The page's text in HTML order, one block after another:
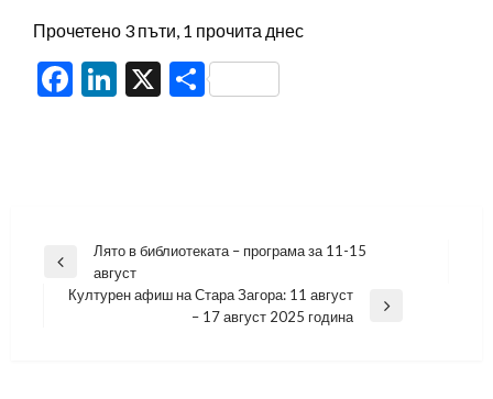
Прочетено 3 пъти, 1 прочита днес
Facebook
LinkedIn
X Share
Навигация
Previous
Post
Лято в библиотеката – програма за 11-15
август
Културен афиш на Стара Загора: 11 август
– 17 август 2025 година